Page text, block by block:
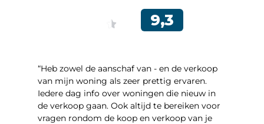
“Heb zowel de aanschaf van - en de verkoop
van mijn woning als zeer prettig ervaren.
Iedere dag info over woningen die nieuw in
de verkoop gaan. Ook altijd te bereiken voor
vragen rondom de koop en verkoop van je